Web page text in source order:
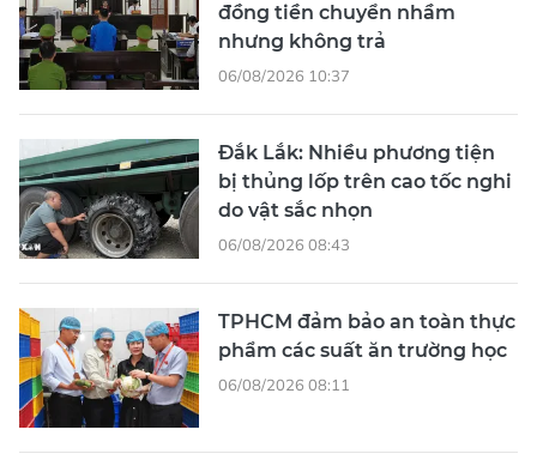
đồng tiền chuyển nhầm
nhưng không trả
06/08/2026 10:37
Đắk Lắk: Nhiều phương tiện
bị thủng lốp trên cao tốc nghi
do vật sắc nhọn
06/08/2026 08:43
TPHCM đảm bảo an toàn thực
phẩm các suất ăn trường học
06/08/2026 08:11